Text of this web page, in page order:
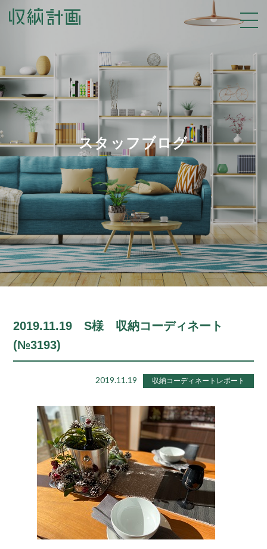
スタッフブログ
2019.11.19 S様 収納コーディネート
(№3193)
2019.11.19 収納コーディネートレポート